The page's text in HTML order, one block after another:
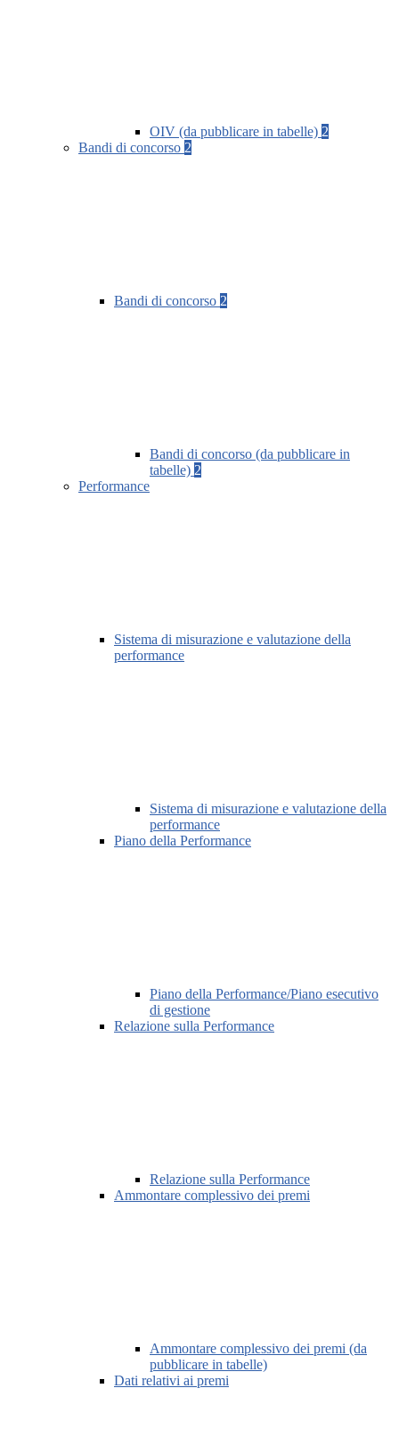
OIV (da pubblicare in tabelle) 2
Bandi di concorso 2
Bandi di concorso 2
Bandi di concorso (da pubblicare in
tabelle) 2
Performance
Sistema di misurazione e valutazione della
performance
Sistema di misurazione e valutazione della
performance
Piano della Performance
Piano della Performance/Piano esecutivo
di gestione
Relazione sulla Performance
Relazione sulla Performance
Ammontare complessivo dei premi
Ammontare complessivo dei premi (da
pubblicare in tabelle)
Dati relativi ai premi